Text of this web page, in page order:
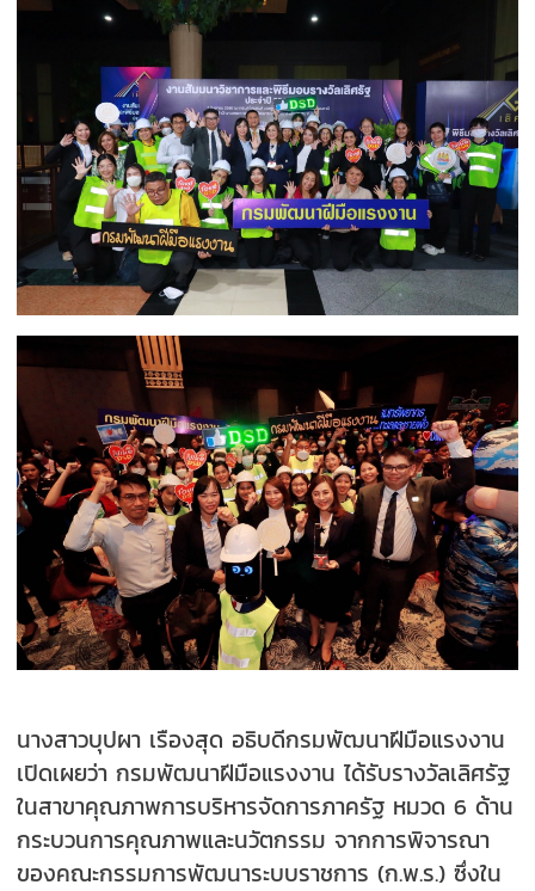
นางสาวบุปผา เรืองสุด อธิบดีกรมพัฒนาฝีมือแรงงาน
เปิดเผยว่า กรมพัฒนาฝีมือแรงงาน ได้รับรางวัลเลิศรัฐ
ในสาขาคุณภาพการบริหารจัดการภาครัฐ หมวด 6 ด้าน
กระบวนการคุณภาพและนวัตกรรม จากการพิจารณา
ของคณะกรรมการพัฒนาระบบราชการ (ก.พ.ร.) ซึ่งใน